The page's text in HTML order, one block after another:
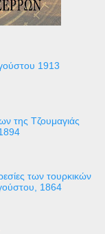
1913
της Τζουμαγιάς
των τουρκικών
1864